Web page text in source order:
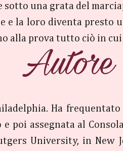
una grata del
e la loro diventa
prova tutto ciò in cui
Ha frequentato
assegnata al
University, in New